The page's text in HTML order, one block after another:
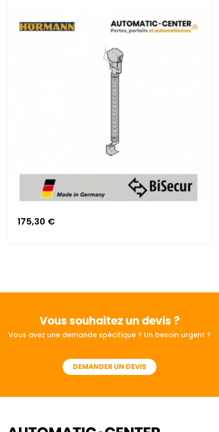
175,30 €
Vous souhaitez un devis ?
Vous avez une demande spécifique ? Un besoin urgent ?
DEMANDER UN DEVIS